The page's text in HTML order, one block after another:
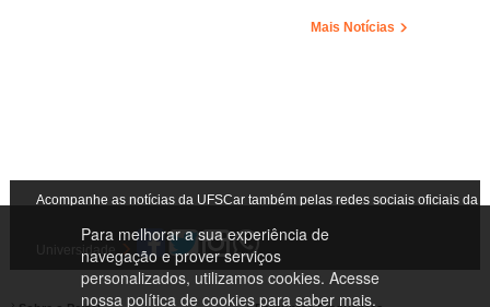
Para melhorar a sua experiência de
navegação e prover serviços
personalizados, utilizamos cookies. Acesse
nossa política de cookiespara saber mais.
Mais Notícias
Acompanhe as notícias da UFSCar também pelas redes sociais oficiais da
Universidade